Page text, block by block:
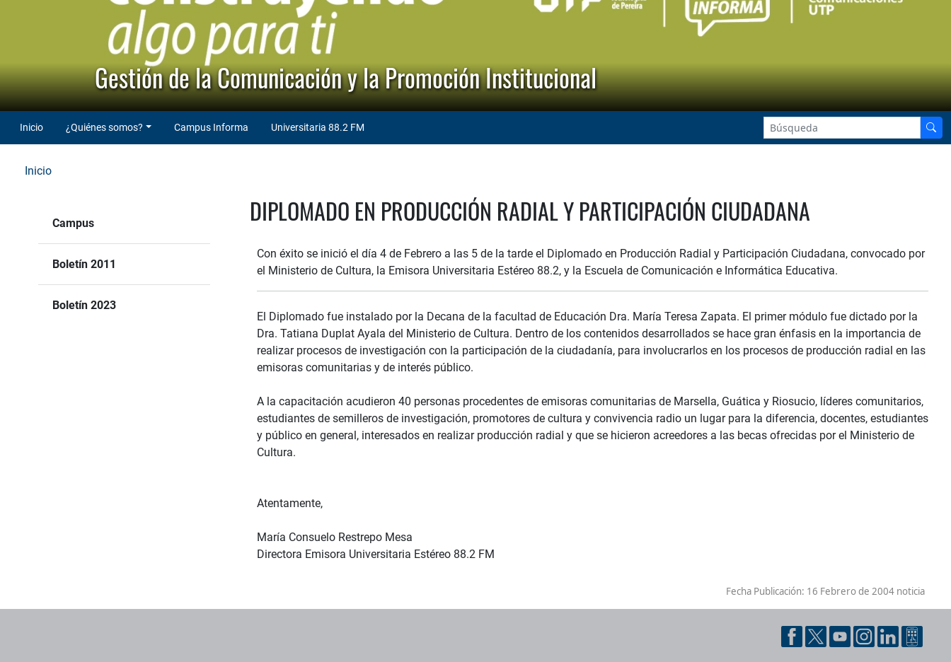
Gestión de la Comunicación y la Promoción Institucional
Inicio ¿Quiénes somos? Campus Informa Universitaria 88.2 FM
Inicio
Campus
Boletín 2011
Boletín 2023
DIPLOMADO EN PRODUCCIÓN RADIAL Y PARTICIPACIÓN CIUDADANA
Con éxito se inició el día 4 de Febrero a las 5 de la tarde el Diplomado en Producción Radial y Participación Ciudadana, convocado por
el Ministerio de Cultura, la Emisora Universitaria Estéreo 88.2, y la Escuela de Comunicación e Informática Educativa.
El Diplomado fue instalado por la Decana de la facultad de Educación Dra. María Teresa Zapata. El primer módulo fue dictado por la
Dra. Tatiana Duplat Ayala del Ministerio de Cultura. Dentro de los contenidos desarrollados se hace gran énfasis en la importancia de
realizar procesos de investigación con la participación de la ciudadanía, para involucrarlos en los procesos de producción radial en las
emisoras comunitarias y de interés público.
A la capacitación acudieron 40 personas procedentes de emisoras comunitarias de Marsella, Guática y Riosucio, líderes comunitarios,
estudiantes de semilleros de investigación, promotores de cultura y convivencia radio un lugar para la diferencia, docentes, estudiantes
y público en general, interesados en realizar producción radial y que se hicieron acreedores a las becas ofrecidas por el Ministerio de
Cultura.
Atentamente,
María Consuelo Restrepo Mesa
Directora Emisora Universitaria Estéreo 88.2 FM
Fecha Publicación: 16 Febrero de 2004 noticia